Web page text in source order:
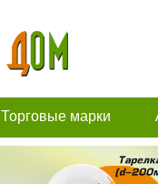
Торговые марки